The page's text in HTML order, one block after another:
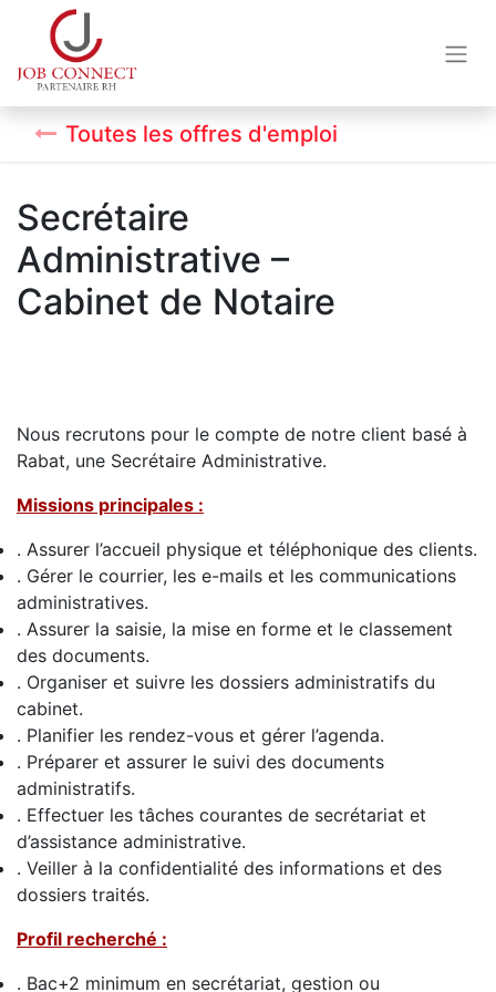
Toutes les offres d'emploi
Secrétaire
Administrative –
Cabinet de Notaire
Nous recrutons pour le compte de notre client basé à
Rabat, une Secrétaire Administrative.
Missions principales :
. Assurer l’accueil physique et téléphonique des clients.
. Gérer le courrier, les e-mails et les communications
administratives.
. Assurer la saisie, la mise en forme et le classement
des documents.
. Organiser et suivre les dossiers administratifs du
cabinet.
. Planifier les rendez-vous et gérer l’agenda.
. Préparer et assurer le suivi des documents
administratifs.
. Effectuer les tâches courantes de secrétariat et
d’assistance administrative.
. Veiller à la confidentialité des informations et des
dossiers traités.
Profil recherché :
. Bac+2 minimum en secrétariat, gestion ou